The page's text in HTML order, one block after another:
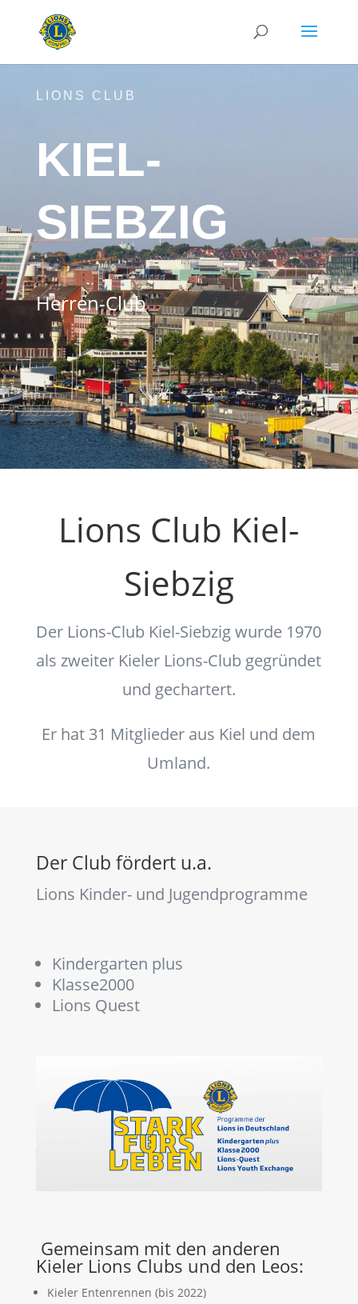
LIONS CLUB
KIEL-
SIEBZIG
Herren-Club
Lions Club Kiel-
Siebzig
Der Lions-Club Kiel-Siebzig wurde 1970
als zweiter Kieler Lions-Club gegründet
und gechartert.
Er hat 31 Mitglieder aus Kiel und dem
Umland.
Der Club fördert u.a.
Lions Kinder- und Jugendprogramme
Kindergarten plus
Klasse2000
Lions Quest
Gemeinsam mit den anderen
Kieler Lions Clubs und den Leos:
Kieler Entenrennen (bis 2022)